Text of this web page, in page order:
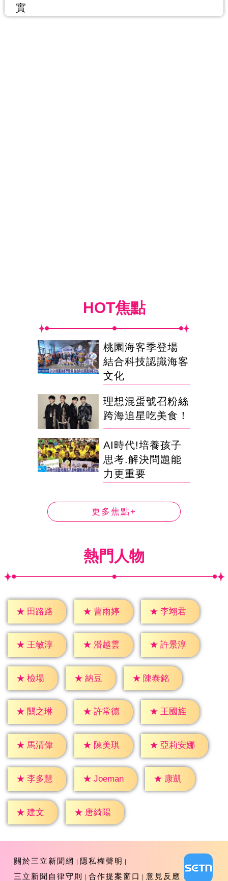
實
HOT焦點
桃園海客季登場
結合科技認識海客
文化
理想混蛋號召粉絲
跨海追星吃美食！
AI時代!培養孩子
思考.解決問題能
力更重要
更多焦點+
熱門人物
★ 田路路 ★ 曹雨婷 ★ 李翊君
★ 王敏淳 ★ 潘越雲 ★ 許景淳
★ 檢場 ★ 納豆 ★ 陳泰銘
★ 關之琳 ★ 許常德 ★ 王國旌
★ 馬清偉 ★ 陳美琪 ★ 亞莉安娜
★ 李多慧 ★ Joeman ★ 康凱
★ 建文 ★ 唐綺陽
關於三立新聞網
隱私權聲明
三立新聞自律守則
合作提案窗口 意見反應